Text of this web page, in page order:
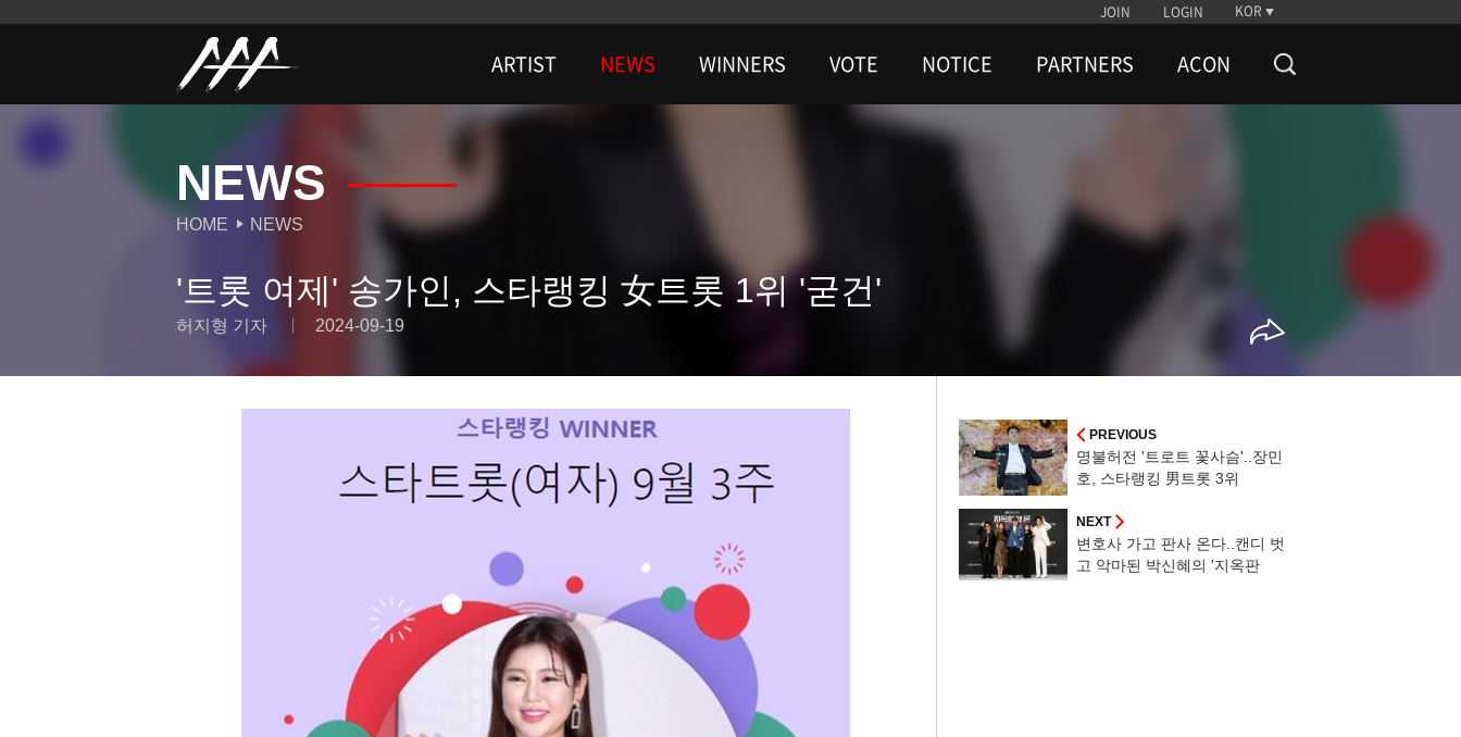
JOIN LOGIN KOR
ARTIST NEWS WINNERS VOTE NOTICE PARTNERS ACON
NEWS
HOME NEWS
'트롯 여제' 송가인, 스타랭킹 女트롯 1위 '굳건'
허지형 기자 2024-09-19
PREVIOUS
명불허전 '트로트 꽃사슴'..장민
호, 스타랭킹 男트롯 3위
NEXT
변호사 가고 판사 온다..캔디 벗
고 악마된 박신혜의 '지옥판